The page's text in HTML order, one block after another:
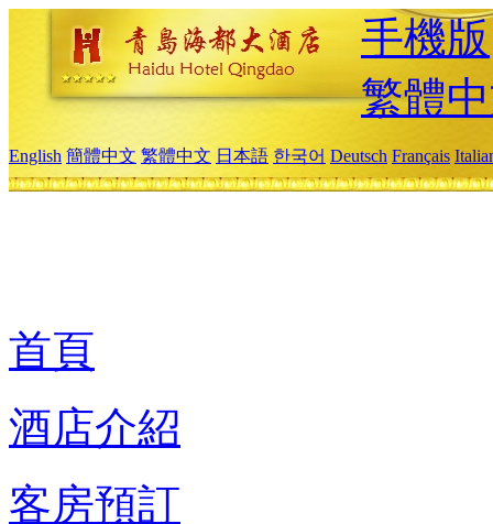
手機版
繁體
English 簡體中文 繁體中文 日本語 한국어 Deutsch Français
首頁
酒店介紹
客房預訂